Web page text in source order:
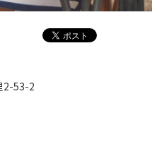
2-53-2